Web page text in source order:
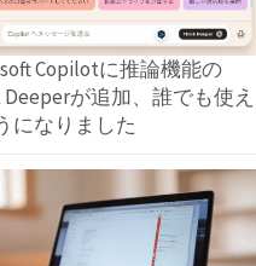
Copilotに推論機能の
Deeperが追加、誰でも使え
になりました